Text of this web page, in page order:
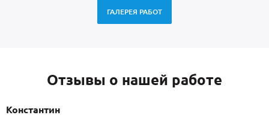
ГАЛЕРЕЯ РАБОТ
Отзывы о нашей работе
Константин